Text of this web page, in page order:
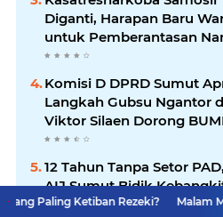
Diganti, Harapan Baru
untuk Pemberantasan
Menguat
Komisi D DPRD Sumut
Langkah Gubsu Ngantor
Viktor Silaen Dorong
Kelola Rumput Laut
12 Tahun Tanpa Setor
AIJ Sumut Bidik
Lewat Optimalisasi Aset
Rezeki? Malam Minggu di